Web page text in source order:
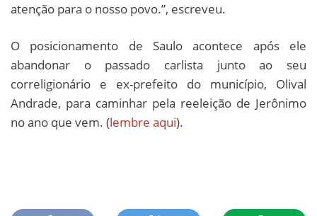
atenção para o nosso povo.”, escreveu.
O posicionamento de Saulo acontece após ele
abandonar o passado carlista junto ao seu
correligionário e ex-prefeito do município, Olival
Andrade, para caminhar pela reeleição de Jerônimo
no ano que vem. (lembre aqui).